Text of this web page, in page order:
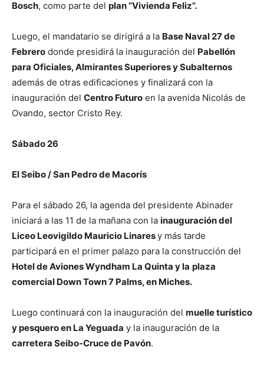
Bosch, como parte del plan “Vivienda Feliz”.
Luego, el mandatario se dirigirá a la Base Naval 27 de
Febrero donde presidirá la inauguración del Pabellón
para Oficiales, Almirantes Superiores y Subalternos
además de otras edificaciones y finalizará con la
inauguración del Centro Futuro en la avenida Nicolás de
Ovando, sector Cristo Rey.
Sábado 26
El Seibo / San Pedro de Macorís
Para el sábado 26, la agenda del presidente Abinader
iniciará a las 11 de la mañana con la inauguración del
Liceo Leovigildo Mauricio Linaresy más tarde
participará en el primer palazo para la construcción del
Hotel de Aviones Wyndham La Quinta y la plaza
comercial Down Town 7 Palms, en Miches.
Luego continuará con la inauguración del muelle turístico
y pesquero en La Yeguada y la inauguración de la
carretera Seibo-Cruce de Pavón.